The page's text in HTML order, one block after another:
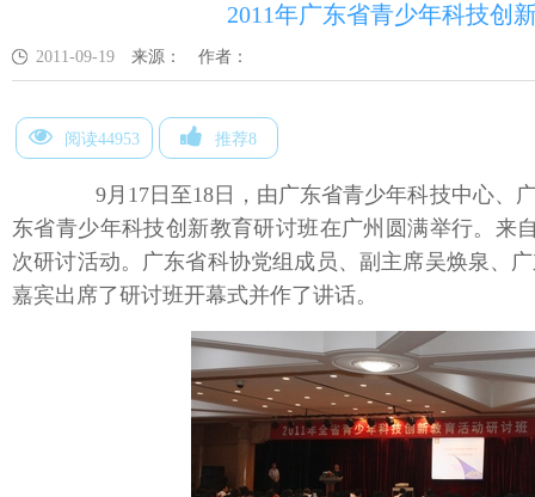
2011年广东省青少年科技创
2011-09-19 来源： 作者：
阅读44953 推荐8
9月17日至18日，由广东省青少年科技中心、广
东省青少年科技创新教育研讨班在广州圆满举行。来
次研讨活动。广东省科协党组成员、副主席吴焕泉、
嘉宾出席了研讨班开幕式并作了讲话。